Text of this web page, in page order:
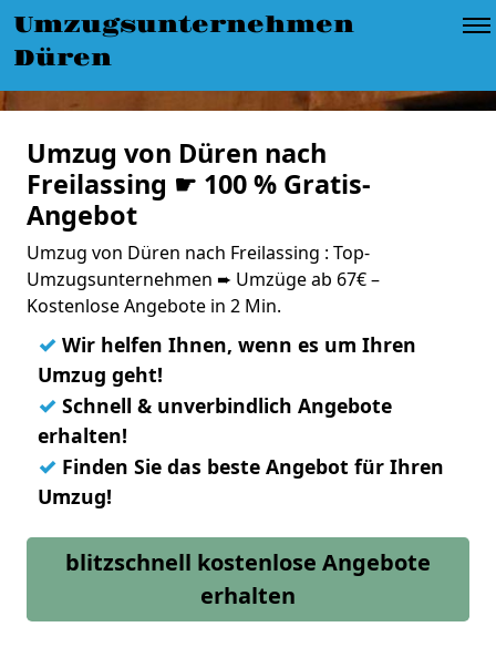
Umzugsunternehmen
Düren
Umzug von Düren nach
Freilassing ☛ 100 % Gratis-
Angebot
Umzug von Düren nach Freilassing : Top-
Umzugsunternehmen ➨ Umzüge ab 67€ –
Kostenlose Angebote in 2 Min.
✓ Wir helfen Ihnen, wenn es um Ihren
Umzug geht!
✓ Schnell & unverbindlich Angebote
erhalten!
✓ Finden Sie das beste Angebot für Ihren
Umzug!
blitzschnell kostenlose Angebote
erhalten